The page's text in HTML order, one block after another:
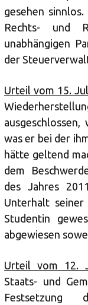
gesehen
Rechts- und
unabhängigen
der
Urteil vom 15.
was er bei der
hätte geltend
dem
des Jahres
Unterhalt
Studentin
abgewiesen
Urteil vom 12.
Staats- und